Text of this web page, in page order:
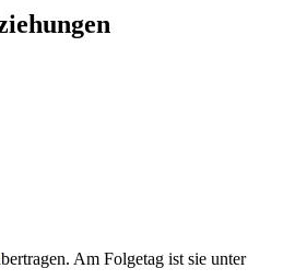
Am Folgetag ist sie unter